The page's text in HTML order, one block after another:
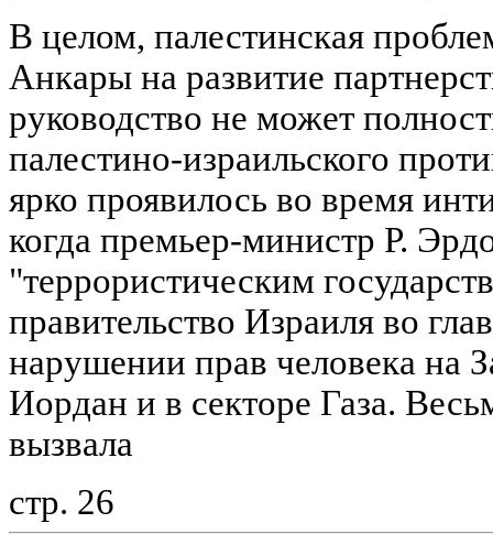
В целом, палестинская
Анкары на развитие
руководство не может
палестино-израильского
ярко проявилось во время
когда премьер-министр Р.
"террористическим
правительство Израиля во
нарушении прав человека на
Иордан и в секторе Газа.
вызвала
стр. 26